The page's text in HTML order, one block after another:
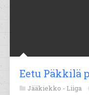
Eetu Päkkilä
Jääkiekko - Liiga